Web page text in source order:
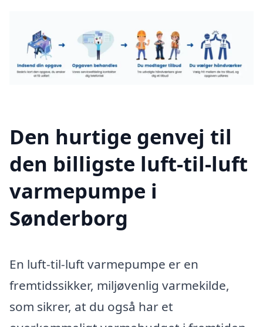
Den hurtige genvej til
den billigste luft-til-luft
varmepumpe i
Sønderborg
En luft-til-luft varmepumpe er en
fremtidssikker, miljøvenlig varmekilde,
som sikrer, at du også har et